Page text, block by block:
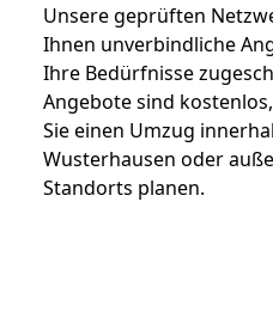
Unsere geprüften
Ihnen unverbindliche
Ihre Bedürfnisse
Angebote sind
Sie einen Umzug
Wusterhausen oder
Standorts planen.